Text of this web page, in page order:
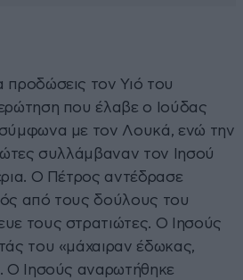
τον Υιό του
που έλαβε ο Ιούδας
με τον Λουκά, ενώ την
συλλάμβαναν τον Ιησού
Ο Πέτρος αντέδρασε
από τους δούλους του
τους στρατιώτες. Ο Ιησούς
του «μάχαιραν έδωκας,
Ο Ιησούς αναρωτήθηκε